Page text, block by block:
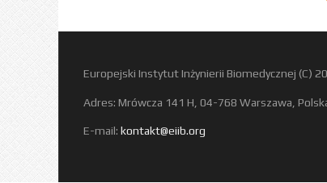
Europejski Instytut Inżynierii Biomedycznej (C)
Adres: Mrówcza 141 H, 04-768 Warszawa,
E-mail: kontakt@eiib.org